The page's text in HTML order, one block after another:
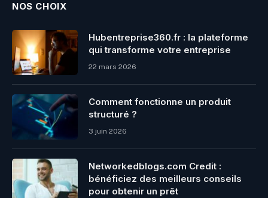
NOS CHOIX
Hubentreprise360.fr : la plateforme
qui transforme votre entreprise
22 mars 2026
Comment fonctionne un produit
structuré ?
3 juin 2026
Networkedblogs.com Credit :
bénéficiez des meilleurs conseils
pour obtenir un prêt